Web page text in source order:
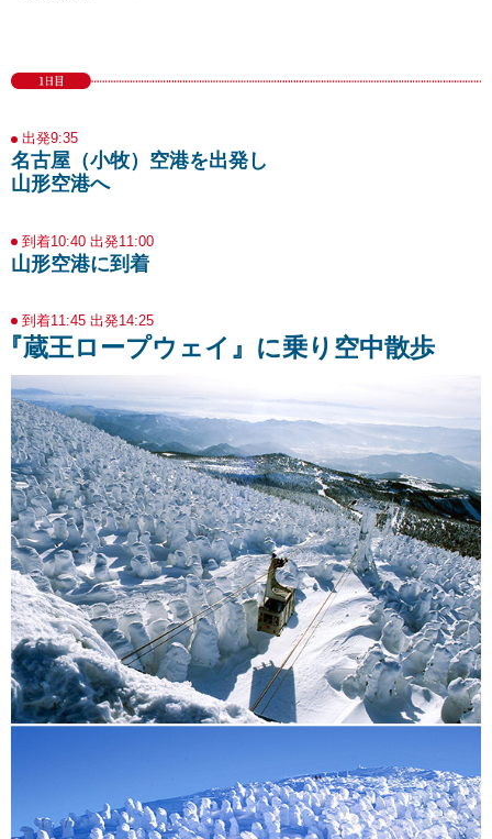
出発9:35
名古屋（小牧）空港を出発し
山形空港へ
到着10:40 出発11:00
山形空港に到着
到着11:45 出発14:25
蔵王ロープウェイ』に乗り空中散歩